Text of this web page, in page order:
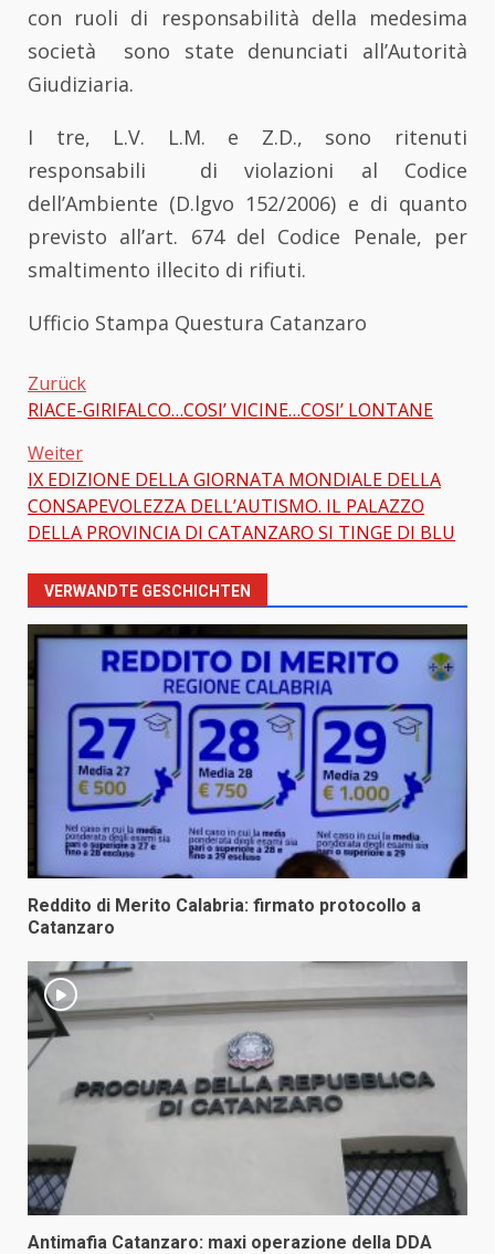
con ruoli di responsabilità della medesima
società sono state denunciati all’Autorità
Giudiziaria.
I tre, L.V. L.M. e Z.D., sono ritenuti
responsabili di violazioni al Codice
dell’Ambiente (D.lgvo 152/2006) e di quanto
previsto all’art. 674 del Codice Penale, per
smaltimento illecito di rifiuti.
Ufficio Stampa Questura Catanzaro
Beitragsnavigation
Zurück
RIACE-GIRIFALCO…COSI’ VICINE…COSI’ LONTANE
Weiter
IX EDIZIONE DELLA GIORNATA MONDIALE DELLA
CONSAPEVOLEZZA DELL’AUTISMO. IL PALAZZO
DELLA PROVINCIA DI CATANZARO SI TINGE DI BLU
VERWANDTE GESCHICHTEN
Reddito di Merito Calabria: firmato protocollo a
Catanzaro
Antimafia Catanzaro: maxi operazione della DDA